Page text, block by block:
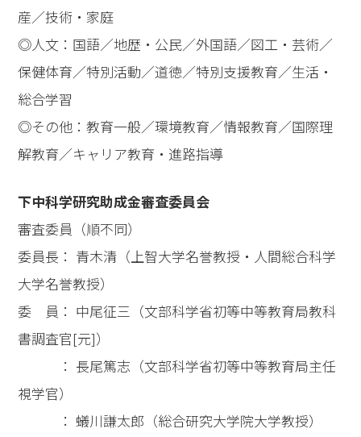
産／技術・家庭
◎人文：国語／地歴・公民／外国語／図工・芸術／
保健体育／特別活動／道徳／特別支援教育／生活・
総合学習
◎その他：教育一般／環境教育／情報教育／国際理
解教育／キャリア教育・進路指導
下中科学研究助成金審査委員会
審査委員（順不同）
委員長： 青木清（上智大学名誉教授・人間総合科学
大学名誉教授）
委 員： 中尾征三（文部科学省初等中等教育局教科
書調査官[元]）
： 長尾篤志（文部科学省初等中等教育局主任
視学官）
： 蟻川謙太郎（総合研究大学院大学教授）